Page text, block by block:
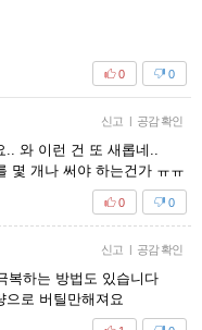
0
0
신고 | 공감 확인
.. 와 이런 건 또 새롭네..
몇 개나 써야 하는건가 ㅠㅠ
0
0
신고 | 공감 확인
복하는 방법도 있습니다
으로 버틸만해져요